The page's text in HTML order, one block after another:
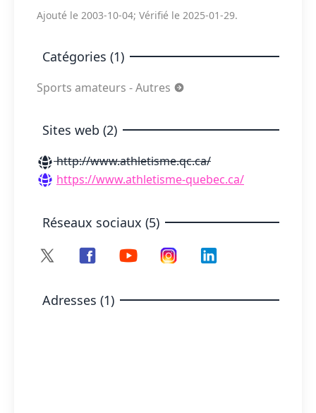
Ajouté le 2003-10-04; Vérifié le 2025-01-29.
Catégories (1)
Sports amateurs - Autres
Sites web (2)
http://www.athletisme.qc.ca/
https://www.athletisme-quebec.ca/
Réseaux sociaux (5)
Adresses (1)